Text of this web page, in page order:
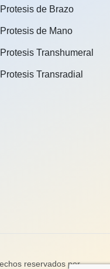
Protesis de Brazo
Protesis de Mano
Protesis Transhumeral
Protesis Transradial
reservados por